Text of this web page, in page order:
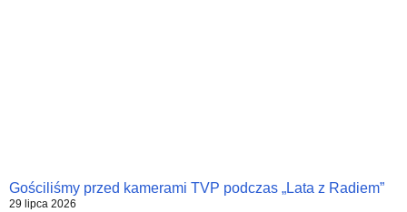
Gościliśmy przed kamerami TVP podczas „Lata z Radiem”
29 lipca 2026